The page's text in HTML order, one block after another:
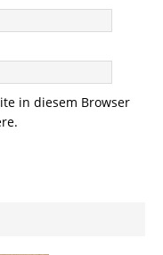
in diesem Browser